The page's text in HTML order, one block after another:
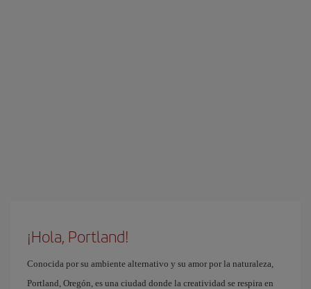
¡Hola, Portland!
Conocida por su ambiente alternativo y su amor por la naturaleza,
Portland, Oregón, es una ciudad donde la creatividad se respira en